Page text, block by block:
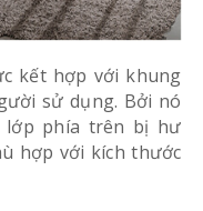
kết hợp với khung
sử dụng. Bởi nó
lớp phía trên bị hư
hợp với kích thước